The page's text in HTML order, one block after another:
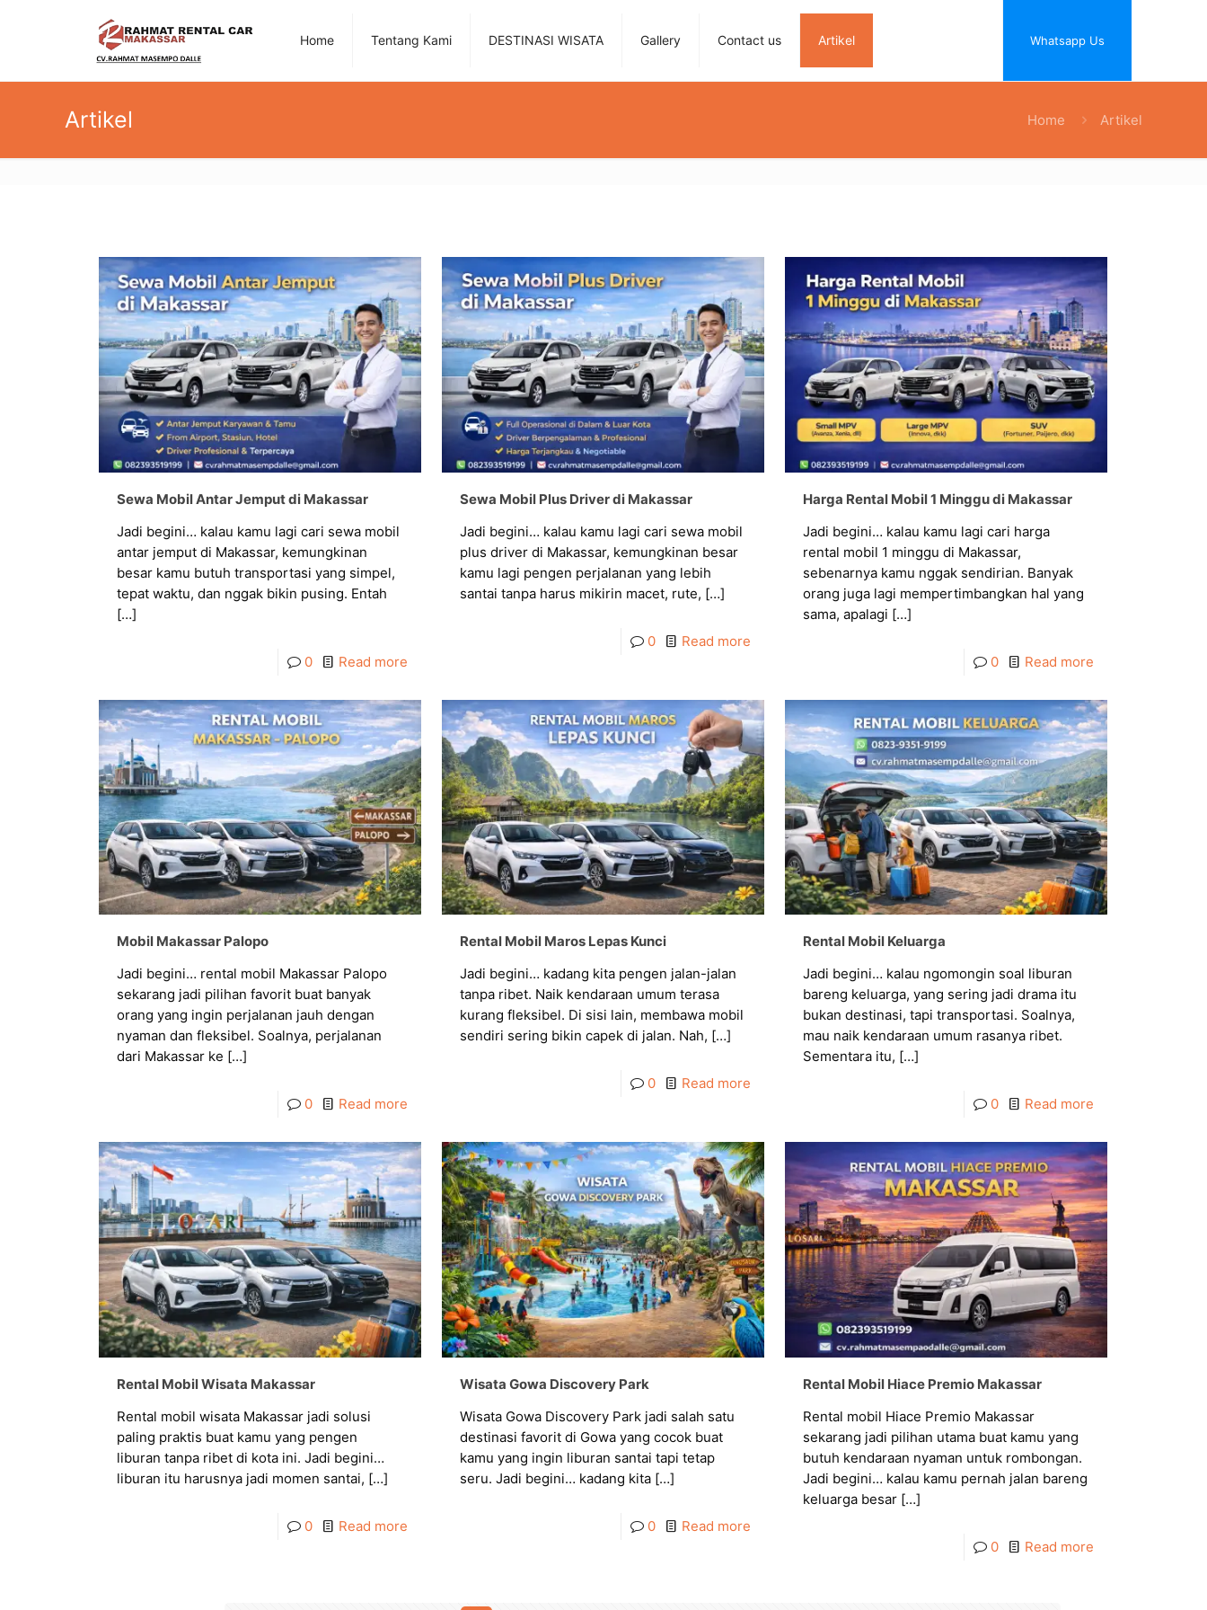
Home Tentang Kami DESTINASI WISATA Gallery Contact us Artikel Whatsapp Us
Artikel Home Artikel
Sewa Mobil Antar Jemput di Makassar
Jadi begini… kalau kamu lagi cari sewa mobil
antar jemput di Makassar, kemungkinan
besar kamu butuh transportasi yang simpel,
tepat waktu, dan nggak bikin pusing. Entah
[…]
0 Read more
Sewa Mobil Plus Driver di Makassar
Jadi begini… kalau kamu lagi cari sewa mobil
plus driver di Makassar, kemungkinan besar
kamu lagi pengen perjalanan yang lebih
santai tanpa harus mikirin macet, rute, […]
0 Read more
Harga Rental Mobil 1 Minggu di Makassar
Jadi begini… kalau kamu lagi cari harga
rental mobil 1 minggu di Makassar,
sebenarnya kamu nggak sendirian. Banyak
orang juga lagi mempertimbangkan hal yang
sama, apalagi […]
0 Read more
Mobil Makassar Palopo
Jadi begini… rental mobil Makassar Palopo
sekarang jadi pilihan favorit buat banyak
orang yang ingin perjalanan jauh dengan
nyaman dan fleksibel. Soalnya, perjalanan
dari Makassar ke […]
0 Read more
Rental Mobil Maros Lepas Kunci
Jadi begini… kadang kita pengen jalan-jalan
tanpa ribet. Naik kendaraan umum terasa
kurang fleksibel. Di sisi lain, membawa mobil
sendiri sering bikin capek di jalan. Nah, […]
0 Read more
Rental Mobil Keluarga
Jadi begini… kalau ngomongin soal liburan
bareng keluarga, yang sering jadi drama itu
bukan destinasi, tapi transportasi. Soalnya,
mau naik kendaraan umum rasanya ribet.
Sementara itu, […]
0 Read more
Rental Mobil Wisata Makassar
Rental mobil wisata Makassar jadi solusi
paling praktis buat kamu yang pengen
liburan tanpa ribet di kota ini. Jadi begini…
liburan itu harusnya jadi momen santai, […]
0 Read more
Wisata Gowa Discovery Park
Wisata Gowa Discovery Park jadi salah satu
destinasi favorit di Gowa yang cocok buat
kamu yang ingin liburan santai tapi tetap
seru. Jadi begini… kadang kita […]
0 Read more
Rental Mobil Hiace Premio Makassar
Rental mobil Hiace Premio Makassar
sekarang jadi pilihan utama buat kamu yang
butuh kendaraan nyaman untuk rombongan.
Jadi begini… kalau kamu pernah jalan bareng
keluarga besar […]
0 Read more